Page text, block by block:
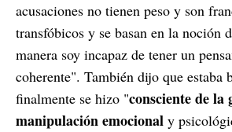
acusaciones no tienen peso y son
transfóbicos y se basan en la noción
manera soy incapaz de tener un
coherente". También dijo que estaba
finalmente se hizo "consciente de la
manipulación emocional y